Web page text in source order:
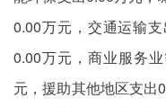
0.00万元，交通运输
0.00万元，商业服务
元，援助其他地区支出